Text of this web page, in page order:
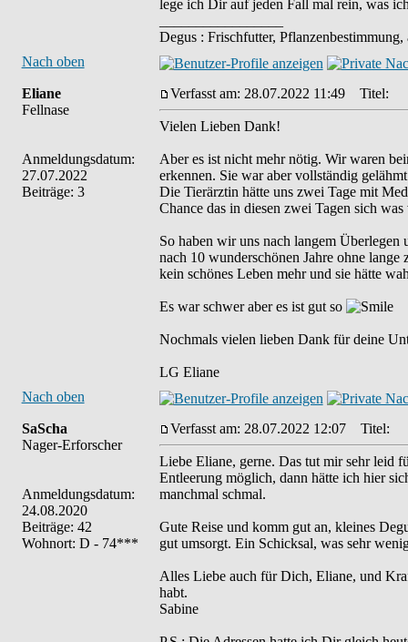
lege ich Dir auf jeden Fall mal rein, was
Degus : Frischfutter,
Nach oben
Eliane
Fellnase
Anmeldungsdatum:
27.07.2022
Beiträge: 3
Verfasst am: 28.07.2022 11:49 Titel:
Vielen Lieben Dank!
Aber es ist nicht mehr nötig. Wir waren
erkennen. Sie war aber vollständig
Die Tierärztin hätte uns zwei Tage mit
Chance das in diesen zwei Tagen sich
So haben wir uns nach langem Überlegen
nach 10 wunderschönen Jahre ohne
kein schönes Leben mehr und sie hätte
Es war schwer aber es ist gut so
Nochmals vielen lieben Dank für deine
LG Eliane
Nach oben
SaScha
Nager-Erforscher
Anmeldungsdatum:
24.08.2020
Beiträge: 42
Wohnort: D - 74***
Verfasst am: 28.07.2022 12:07 Titel:
Liebe Eliane, gerne. Das tut mir sehr leid
Entleerung möglich, dann hätte ich hier
manchmal schmal.
Gute Reise und komm gut an, kleines
gut umsorgt. Ein Schicksal, was sehr
Alles Liebe auch für Dich, Eliane, und
habt.
Sabine